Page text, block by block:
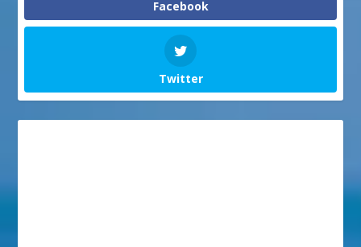
Facebook
Twitter